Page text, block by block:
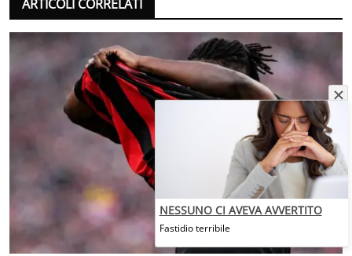
ARTICOLI CORRELATI
NESSUNO CI AVEVA AVVERTITO
Fastidio terribile